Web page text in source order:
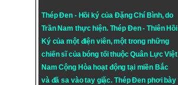
Thép Đen - Hồi ký của Đặng Chí Bình, do
Trần Nam thực hiện. Thép Đen- Thiên Hồi
Ký của một điện viên, một trong những
chiến sĩ của bóng tối thuộc Quân Lực Việt
Nam Cộng Hòa hoạt động tại miền Bắc
và đã sa vào tay giặc. Thép Đen phơi bày